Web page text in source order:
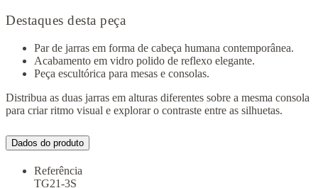
Destaques desta peça
Par de jarras em forma de cabeça humana contemporânea.
Acabamento em vidro polido de reflexo elegante.
Peça escultórica para mesas e consolas.
Distribua as duas jarras em alturas diferentes sobre a mesma consola
para criar ritmo visual e explorar o contraste entre as silhuetas.
Dados do produto
Referência
TG21-3S